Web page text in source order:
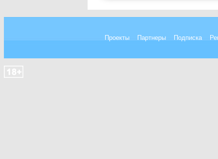
Проекты Партнеры Подписка